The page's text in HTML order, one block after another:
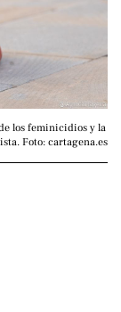
los feminicidios y la
Foto: cartagena.es